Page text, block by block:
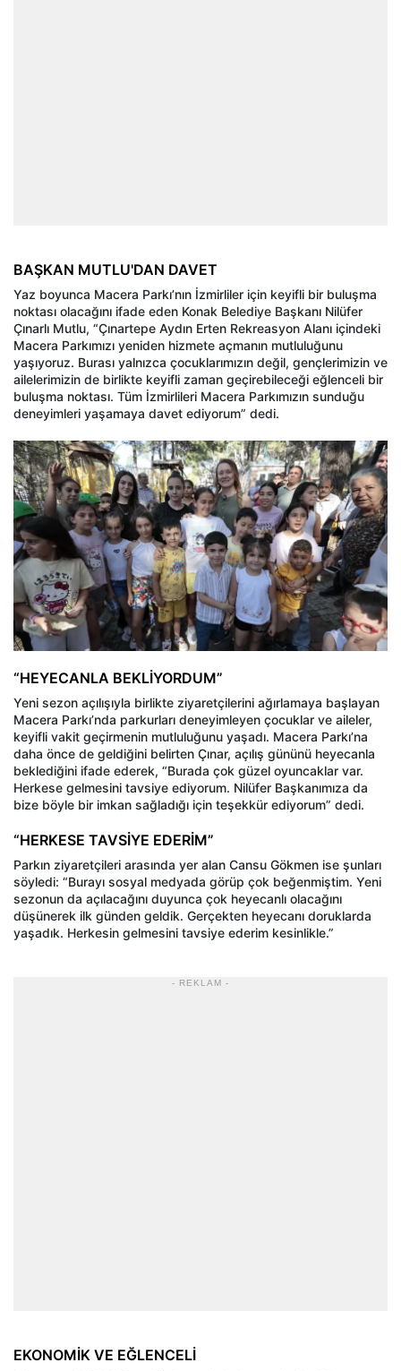
BAŞKAN MUTLU'DAN DAVET
Yaz boyunca Macera Parkı’nın İzmirliler için keyifli bir buluşma
noktası olacağını ifade eden Konak Belediye Başkanı Nilüfer
Çınarlı Mutlu, “Çınartepe Aydın Erten Rekreasyon Alanı içindeki
Macera Parkımızı yeniden hizmete açmanın mutluluğunu
yaşıyoruz. Burası yalnızca çocuklarımızın değil, gençlerimizin ve
ailelerimizin de birlikte keyifli zaman geçirebileceği eğlenceli bir
buluşma noktası. Tüm İzmirlileri Macera Parkımızın sunduğu
deneyimleri yaşamaya davet ediyorum” dedi.
“HEYECANLA BEKLİYORDUM”
Yeni sezon açılışıyla birlikte ziyaretçilerini ağırlamaya başlayan
Macera Parkı’nda parkurları deneyimleyen çocuklar ve aileler,
keyifli vakit geçirmenin mutluluğunu yaşadı. Macera Parkı’na
daha önce de geldiğini belirten Çınar, açılış gününü heyecanla
beklediğini ifade ederek, “Burada çok güzel oyuncaklar var.
Herkese gelmesini tavsiye ediyorum. Nilüfer Başkanımıza da
bize böyle bir imkan sağladığı için teşekkür ediyorum” dedi.
“HERKESE TAVSİYE EDERİM”
Parkın ziyaretçileri arasında yer alan Cansu Gökmen ise şunları
söyledi: “Burayı sosyal medyada görüp çok beğenmiştim. Yeni
sezonun da açılacağını duyunca çok heyecanlı olacağını
düşünerek ilk günden geldik. Gerçekten heyecanı doruklarda
yaşadık. Herkesin gelmesini tavsiye ederim kesinlikle.”
- REKLAM -
EKONOMİK VE EĞLENCELİ